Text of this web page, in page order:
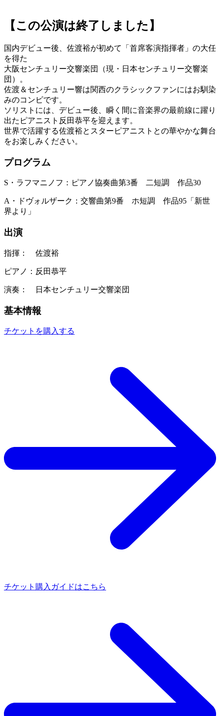
【この公演は終了しました】
国内デビュー後、佐渡裕が初めて「首席客演指揮者」の大任
を得た
大阪センチュリー交響楽団（現・日本センチュリー交響楽
団）。
佐渡＆センチュリー響は関西のクラシックファンにはお馴染
みのコンビです。
ソリストには、デビュー後、瞬く間に音楽界の最前線に躍り
出たピアニスト反田恭平を迎えます。
世界で活躍する佐渡裕とスターピアニストとの華やかな舞台
をお楽しみください。
プログラム
S・ラフマニノフ：ピアノ協奏曲第3番 二短調 作品30
A・ドヴォルザーク：交響曲第9番 ホ短調 作品95「新世
界より」
出演
指揮： 佐渡裕
ピアノ：反田恭平
演奏： 日本センチュリー交響楽団
基本情報
チケットを購入する
チケット購入ガイドはこちら